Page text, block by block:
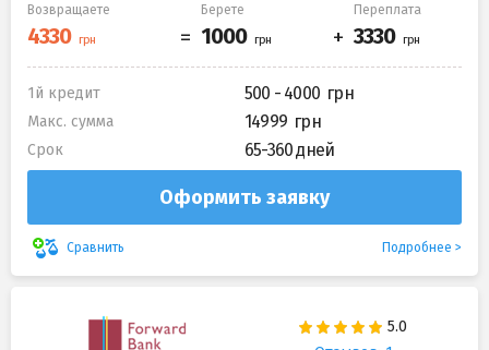
Возвращаете Берете Переплата
1й кредит 500 - 4000
Макс. сумма 14999
Срок 65-360 дней
Оформить заявку
Сравнить Подробнее